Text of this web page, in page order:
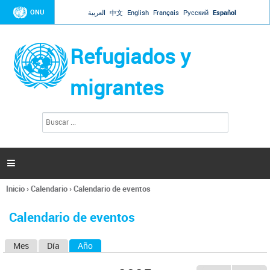
Jump to navigation
ONU العربية 中文 English Français Русский Español
Refugiados y
migrantes
l
s

Se
usted
Inicio›Calendario›Calendario de eventos
Calendario de eventos
Mes Día Año